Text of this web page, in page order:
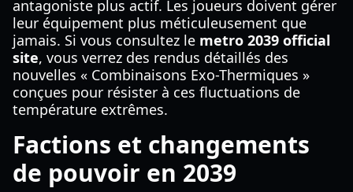
antagoniste plus actif. Les joueurs doivent gérer
leur équipement plus méticuleusement que
jamais. Si vous consultez le metro 2039 official
site, vous verrez des rendus détaillés des
nouvelles « Combinaisons Exo-Thermiques »
conçues pour résister à ces fluctuations de
température extrêmes.
Factions et changements
de pouvoir en 2039